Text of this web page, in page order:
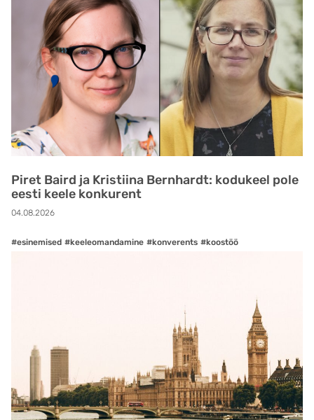
Piret Baird ja Kristiina Bernhardt: kodukeel pole
eesti keele konkurent
04.08.2026
#esinemised #keeleomandamine #konverents #koostöö